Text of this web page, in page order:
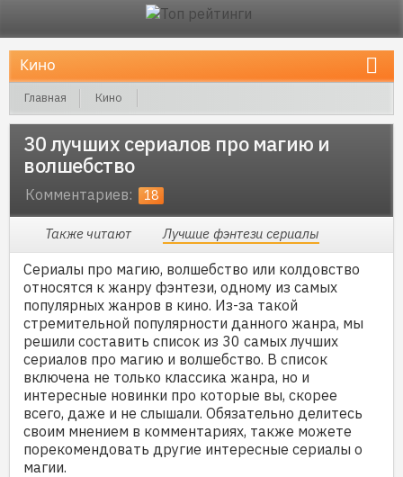
Главная
Кино
30 лучших сериалов про магию и волшебство
30 лучших сериалов про магию и
волшебство
Комментариев: 18
Также читают Лучшие фэнтези сериалы
Сериалы про магию, волшебство или колдовство
относятся к жанру фэнтези, одному из самых
популярных жанров в кино. Из-за такой
стремительной популярности данного жанра, мы
решили составить список из 30 самых лучших
сериалов про магию и волшебство. В список
включена не только классика жанра, но и
интересные новинки про которые вы, скорее
всего, даже и не слышали. Обязательно делитесь
своим мнением в комментариях, также можете
порекомендовать другие интересные сериалы о
магии.